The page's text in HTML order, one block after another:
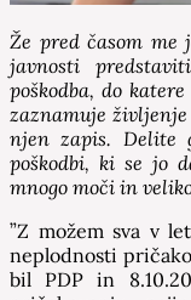
Že pred časom
javnosti
poškodba, do
zaznamuje
njen zapis.
poškodbi, ki se jo
mnogo moči in
”Z možem sva v
neplodnosti
bil PDP in